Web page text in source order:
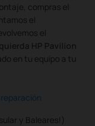
compras el
el
el
HP Pavilion
en tu equipo a tu
y Baleares!)